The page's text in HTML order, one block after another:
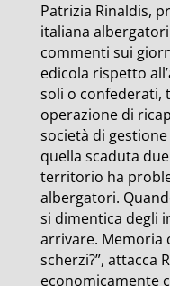
Patrizia Rinaldis,
italiana
commenti sui
edicola rispetto
soli o confederati,
operazione di
società di
quella scaduta
territorio ha
albergatori.
si dimentica degli
arrivare. Memoria
scherzi?”, attacca
economicamente